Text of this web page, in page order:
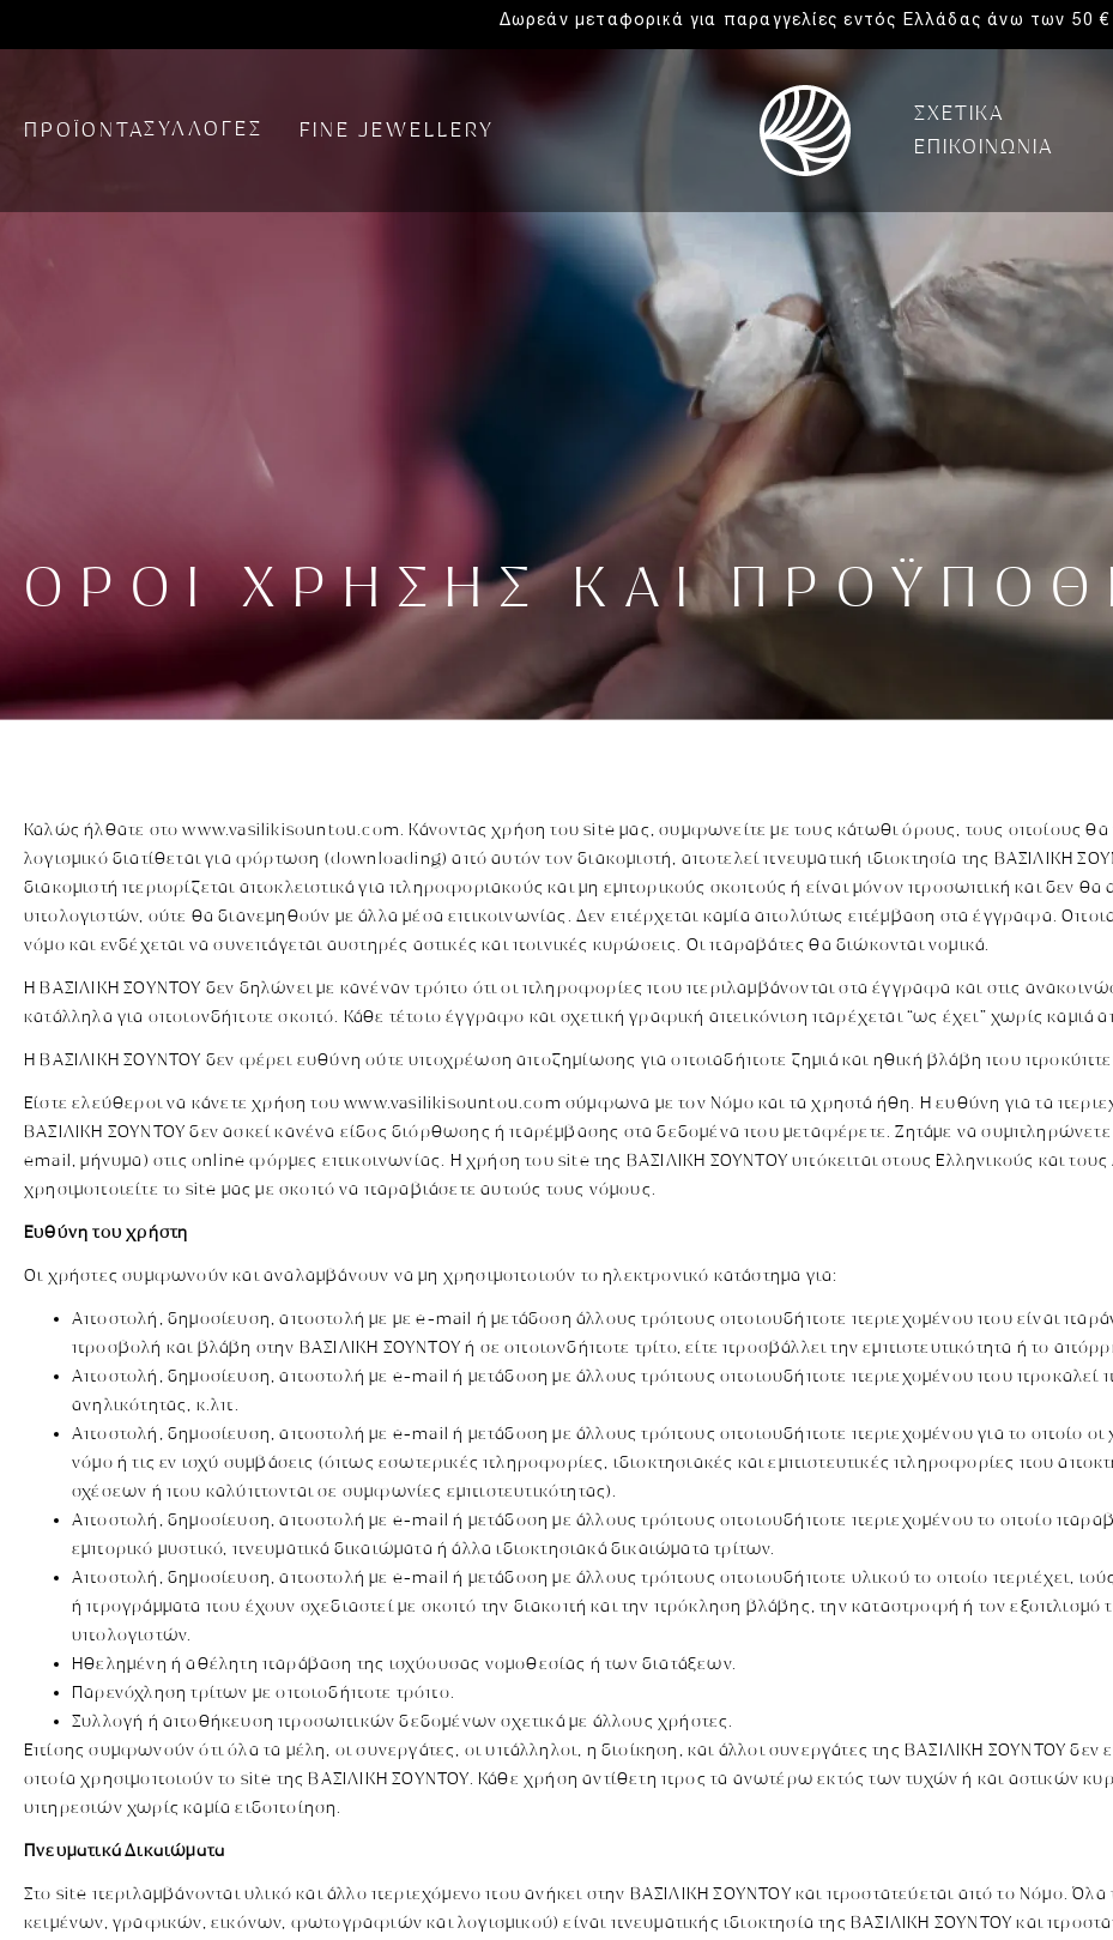
Δωρεάν μεταφορικά για παραγγελίες εντός Ελλάδας άνω των 50 €
ΠΡΟΪΟΝΤΑΣΥΛΛΟΓΕΣ FINE JEWELLERY
ΣΧΕΤΙΚΑ
ΕΠΙΚΟΙΝΩΝΙΑ
ΌΡΟΙ ΧΡΉΣΗΣ ΚΑΙ
Καλώς ήλθατε στο www.vasilikisountou.com. Κάνοντας χρήση του site μας, συμφωνείτε με τους κάτωθι όρους, τους οποίους
λογισμικό διατίθεται για φόρτωση (downloading) από αυτόν τον διακομιστή, αποτελεί πνευματική ιδιοκτησία της ΒΑΣΙΛΙΚΗ
διακομιστή περιορίζεται αποκλειστικά για πληροφοριακούς και μη εμπορικούς σκοπούς ή είναι μόνον προσωπική και δεν
υπολογιστών, ούτε θα διανεμηθούν με άλλα μέσα επικοινωνίας. Δεν επέρχεται καμία απολύτως επέμβαση στα έγγραφα.
νόμο και ενδέχεται να συνεπάγεται αυστηρές αστικές και ποινικές κυρώσεις. Οι παραβάτες θα διώκονται νομικά.
Η ΒΑΣΙΛΙΚΗ ΣΟΥΝΤΟΥ δεν δηλώνει με κανέναν τρόπο ότι οι πληροφορίες που περιλαμβάνονται στα έγγραφα και στις
κατάλληλα για οποιονδήποτε σκοπό. Κάθε τέτοιο έγγραφο και σχετική γραφική απεικόνιση παρέχεται “ως έχει” χωρίς
Η ΒΑΣΙΛΙΚΗ ΣΟΥΝΤΟΥ δεν φέρει ευθύνη ούτε υποχρέωση αποζημίωσης για οποιαδήποτε ζημιά και ηθική βλάβη που
Είστε ελεύθεροι να κάνετε χρήση του www.vasilikisountou.com σύμφωνα με τον Νόμο και τα χρηστά ήθη. Η ευθύνη για τα
ΒΑΣΙΛΙΚΗ ΣΟΥΝΤΟΥ δεν ασκεί κανένα είδος διόρθωσης ή παρέμβασης στα δεδομένα που μεταφέρετε. Ζητάμε να
email, μήνυμα) στις online φόρμες επικοινωνίας. Η χρήση του site της ΒΑΣΙΛΙΚΗ ΣΟΥΝΤΟΥ υπόκειται στους Ελληνικούς και
χρησιμοποιείτε το site μας με σκοπό να παραβιάσετε αυτούς τους νόμους.
Ευθύνη του χρήστη
Οι χρήστες συμφωνούν και αναλαμβάνουν να μη χρησιμοποιούν το ηλεκτρονικό κατάστημα για:
Αποστολή, δημοσίευση, αποστολή με με e-mail ή μετάδοση άλλους τρόπους οποιουδήποτε περιεχομένου που είναι
προσβολή και βλάβη στην ΒΑΣΙΛΙΚΗ ΣΟΥΝΤΟΥ ή σε οποιονδήποτε τρίτο, είτε προσβάλλει την εμπιστευτικότητα ή το
Αποστολή, δημοσίευση, αποστολή με e-mail ή μετάδοση με άλλους τρόπους οποιουδήποτε περιεχομένου που
ανηλικότητας, κ.λπ.
Αποστολή, δημοσίευση, αποστολή με e-mail ή μετάδοση με άλλους τρόπους οποιουδήποτε περιεχομένου για το οποίο
νόμο ή τις εν ισχύ συμβάσεις (όπως εσωτερικές πληροφορίες, ιδιοκτησιακές και εμπιστευτικές πληροφορίες που
σχέσεων ή που καλύπτονται σε συμφωνίες εμπιστευτικότητας).
Αποστολή, δημοσίευση, αποστολή με e-mail ή μετάδοση με άλλους τρόπους οποιουδήποτε περιεχομένου το οποίο
εμπορικό μυστικό, πνευματικά δικαιώματα ή άλλα ιδιοκτησιακά δικαιώματα τρίτων.
Αποστολή, δημοσίευση, αποστολή με e-mail ή μετάδοση με άλλους τρόπους οποιουδήποτε υλικού το οποίο περιέχει,
ή προγράμματα που έχουν σχεδιαστεί με σκοπό την διακοπή και την πρόκληση βλάβης, την καταστροφή ή τον εξοπλισμό
υπολογιστών.
Ηθελημένη ή αθέλητη παράβαση της ισχύουσας νομοθεσίας ή των διατάξεων.
Παρενόχληση τρίτων με οποιοδήποτε τρόπο.
Συλλογή ή αποθήκευση προσωπικών δεδομένων σχετικά με άλλους χρήστες.
Επίσης συμφωνούν ότι όλα τα μέλη, οι συνεργάτες, οι υπάλληλοι, η διοίκηση, και άλλοι συνεργάτες της ΒΑΣΙΛΙΚΗ ΣΟΥΝΤΟΥ δεν
οποία χρησιμοποιούν το site της ΒΑΣΙΛΙΚΗ ΣΟΥΝΤΟΥ. Κάθε χρήση αντίθετη προς τα ανωτέρω εκτός των τυχών ή και αστικών
υπηρεσιών χωρίς καμία ειδοποίηση.
Πνευματικά Δικαιώματα
Στο site περιλαμβάνονται υλικό και άλλο περιεχόμενο που ανήκει στην ΒΑΣΙΛΙΚΗ ΣΟΥΝΤΟΥ και προστατεύεται από το Νόμο.
κειμένων, γραφικών, εικόνων, φωτογραφιών και λογισμικού) είναι πνευματικής ιδιοκτησία της ΒΑΣΙΛΙΚΗ ΣΟΥΝΤΟΥ και